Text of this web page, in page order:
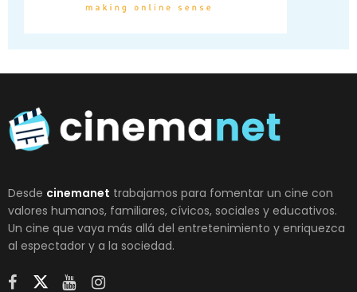
Desde cinemanet trabajamos para fomentar un cine con
valores humanos, familiares, cívicos, sociales y educativos.
Un cine que vaya más allá del entretenimiento y enriquezca
al espectador y a la sociedad.